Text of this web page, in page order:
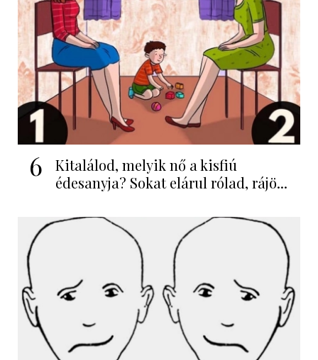
6
Kitalálod, melyik nő a kisfiú
édesanyja? Sokat elárul rólad, rájö...